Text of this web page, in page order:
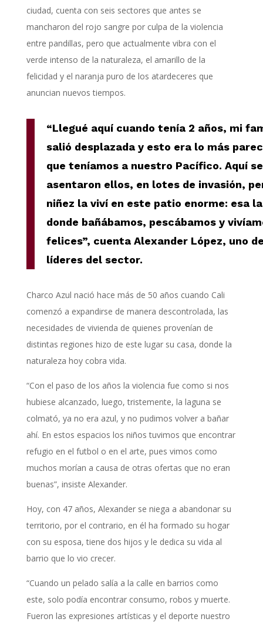
ciudad, cuenta con seis sectores que antes se
mancharon del rojo sangre por culpa de la violencia
entre pandillas, pero que actualmente vibra con el
verde intenso de la naturaleza, el amarillo de la
felicidad y el naranja puro de los atardeceres que
anuncian nuevos tiempos.
“Llegué aquí cuando tenía 2 años, mi
salió desplazada y esto era lo más
que teníamos a nuestro Pacífico. Aquí se
asentaron ellos, en lotes de invasión,
niñez la viví en este patio enorme: esa
donde bañábamos, pescábamos y
felices”, cuenta Alexander López, uno
líderes del sector.
Charco Azul nació hace más de 50 años cuando Cali
comenzó a expandirse de manera descontrolada, las
necesidades de vivienda de quienes provenían de
distintas regiones hizo de este lugar su casa, donde la
naturaleza hoy cobra vida.
“Con el paso de los años la violencia fue como si nos
hubiese alcanzado, luego, tristemente, la laguna se
colmató, ya no era azul, y no pudimos volver a bañar
ahí. En estos espacios los niños tuvimos que encontrar
refugio en el futbol o en el arte, pues vimos como
muchos morían a causa de otras ofertas que no eran
buenas”, insiste Alexander.
Hoy, con 47 años, Alexander se niega a abandonar su
territorio, por el contrario, en él ha formado su hogar
con su esposa, tiene dos hijos y le dedica su vida al
barrio que lo vio crecer.
“Cuando un pelado salía a la calle en barrios como
este, solo podía encontrar consumo, robos y muerte.
Fueron las expresiones artísticas y el deporte nuestro